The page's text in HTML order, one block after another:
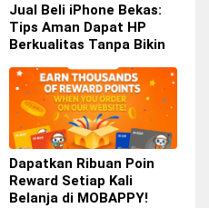
Jual Beli iPhone Bekas:
Tips Aman Dapat HP
Berkualitas Tanpa Bikin
Dapatkan Ribuan Poin
Reward Setiap Kali
Belanja di MOBAPPY!